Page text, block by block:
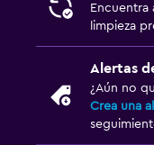
Encuentra
limpieza
Alertas
¿Aún no
Crea una